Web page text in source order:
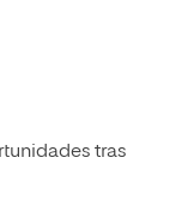
tras